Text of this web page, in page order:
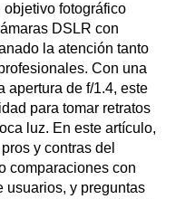
objetivo fotográfico
DSLR con
la atención tanto
Con una
apertura de f/1.4, este
para tomar retratos
luz. En este artículo,
y contras del
comparaciones con
usuarios, y preguntas